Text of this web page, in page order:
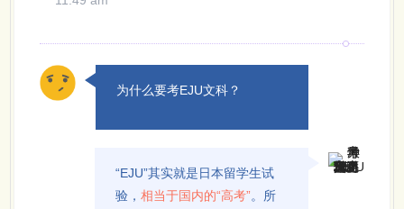
为什么要考EJU文科？
“EJU”其实就是日本留学生试
验，相当于国内的“高考”。所